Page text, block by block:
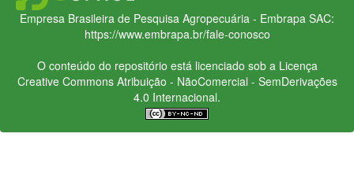
Empresa Brasileira de Pesquisa Agropecuária - Embrapa SAC:
https://www.embrapa.br/fale-conosco
O conteúdo do repositório está licenciado sob a Licença
Creative CommonsAtribuição - NãoComercial - SemDerivações
4.0 Internacional.